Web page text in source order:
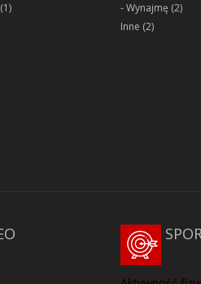
(1) Wynajmę (2)
Inne (2)